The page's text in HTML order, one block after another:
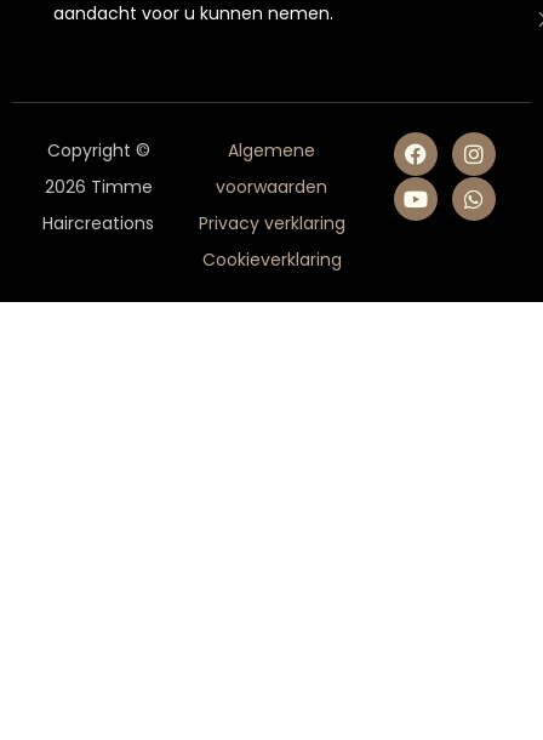
aandacht voor u kunnen nemen.
Copyright ©
2026 Timme
Haircreations
Algemene
voorwaarden
Privacy verklaring
Cookieverklaring